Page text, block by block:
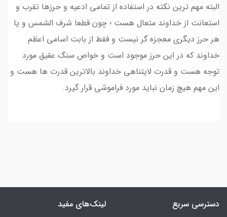
البته مهم ترین نکته در استفاده از تمامی ادعیه و حرزها تقرب و
استعانت از خداوند متعال هست ؛ چون قطعا شرف الشمس و یا
هر حرز دیگری معجزه گر نیست و فقط از بابت اسامی اعظم
خداوند که در این حرز موجود است و خواص سنگ عقیق مورد
توجه هست و قدرت لایتناهی خداوند بالاترین قدرت ها هست و
این مهم هیچ زمان نباید مورد فراموشی قرار گیرد.
دسترسی سریع لینک‌های مفید